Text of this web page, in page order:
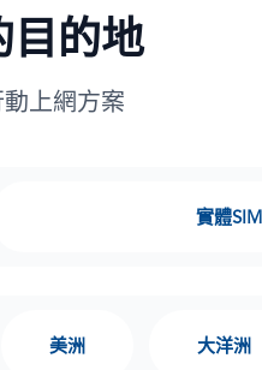
目的地
上網方案
實體SIM
美洲 大洋洲